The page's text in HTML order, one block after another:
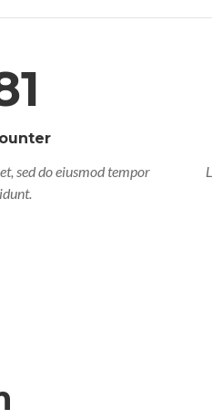
sed do eiusmod tempor